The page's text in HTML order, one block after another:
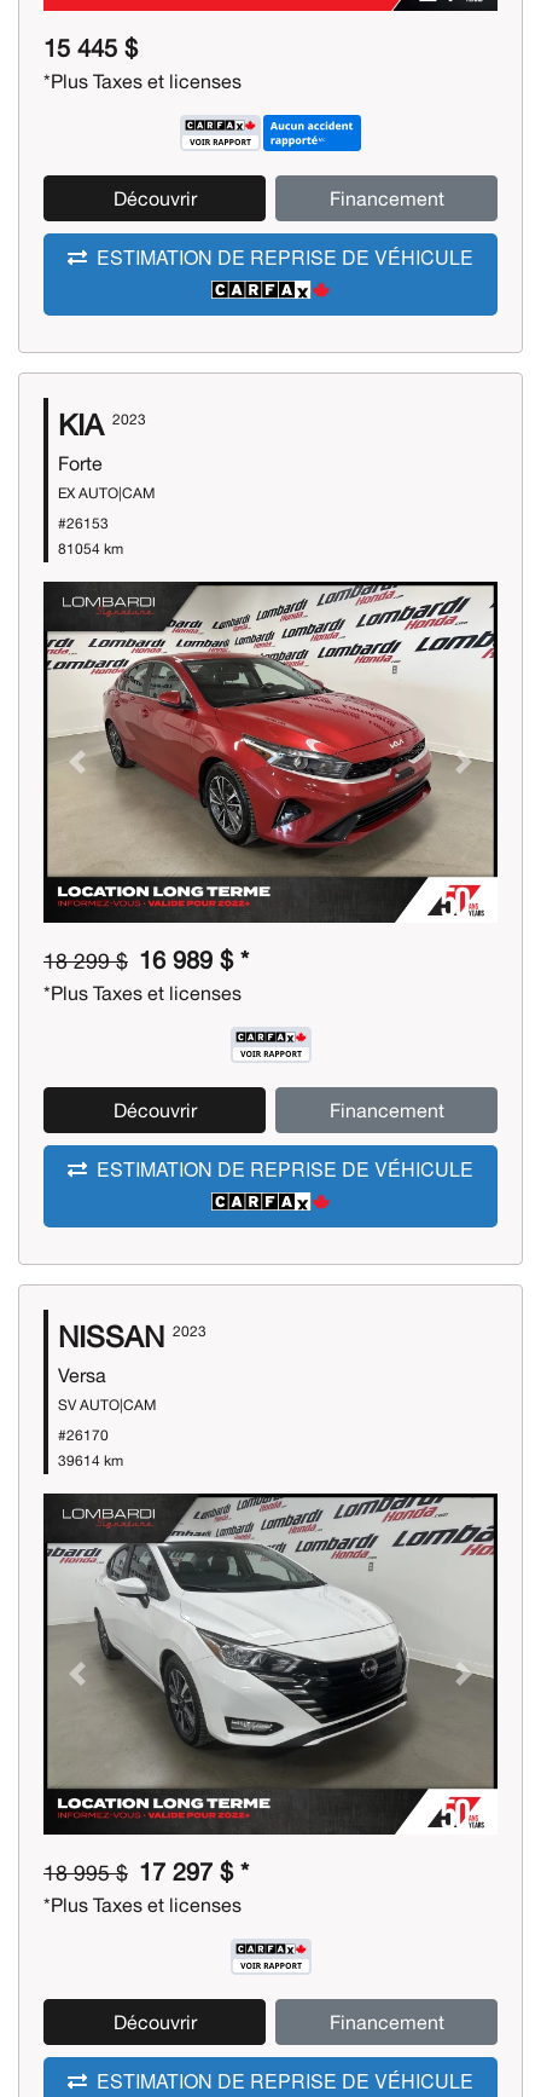
15 445 $
*Plus Taxes et licenses
Découvrir Financement
ESTIMATION DE REPRISE DE VÉHICULE
KIA 2023
Forte
EX AUTO|CAM
#26153
81054 km
Previous Next
18 299 $ 16 989 $ *
*Plus Taxes et licenses
Découvrir Financement
ESTIMATION DE REPRISE DE VÉHICULE
NISSAN 2023
Versa
SV AUTO|CAM
#26170
39614 km
Previous Next
18 995 $ 17 297 $ *
*Plus Taxes et licenses
Découvrir Financement
ESTIMATION DE REPRISE DE VÉHICULE